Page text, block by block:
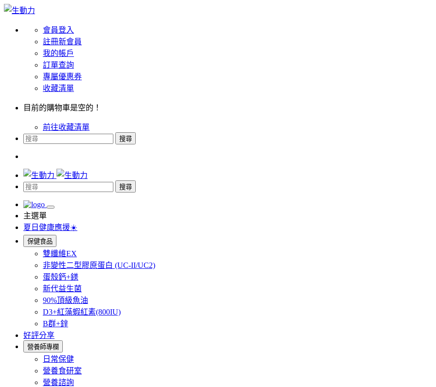
會員登入
註冊新會員
我的帳戶
訂單查詢
專屬優惠券
收藏清單
目前的購物車是空的！
前往收藏清單
搜尋
搜尋
主選單
夏日健康應援☀️
保健食品
雙纖維EX
非變性二型膠原蛋白 (UC-II/UC2)
蛋殼鈣+鎂
新代益生菌
90%頂級魚油
D3+紅藻蝦紅素(800IU)
B群+鋅
好評分享
營養師專欄
日常保健
營養食研室
營養諮詢